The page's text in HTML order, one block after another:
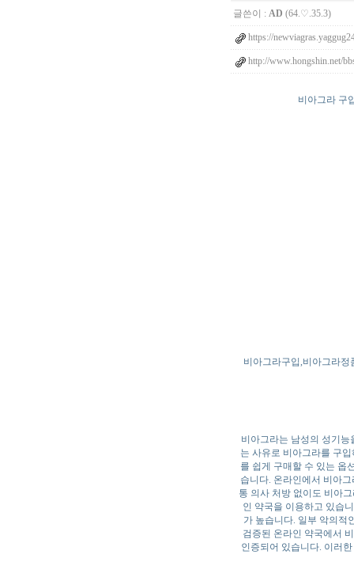
글쓴이 : AD (64.♡.35.3)
https://
http://www.hongshin.net/
비아그라 구
비아그라구입,비아그라정
비아그라는 남성의 성기
는 사유로 비아그라를 구
를 쉽게 구매할 수 있는 옵
습니다. 온라인에서 비아
통 의사 처방 없이도 비아
인 약국을 이용하고 있습
가 높습니다. 일부 악의적
검증된 온라인 약국에서
인증되어 있습니다. 이러